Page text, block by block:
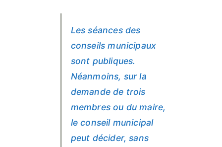
Les séances des
conseils municipaux
sont publiques.
Néanmoins, sur la
demande de trois
membres ou du maire,
le conseil municipal
peut décider, sans